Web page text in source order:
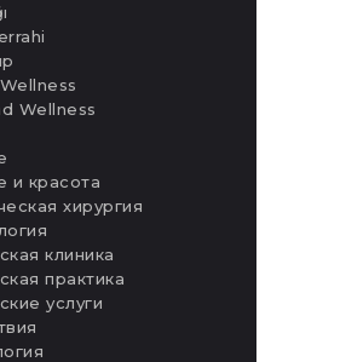
Wellness
и красота
хирургия
клиника
практика
услуги